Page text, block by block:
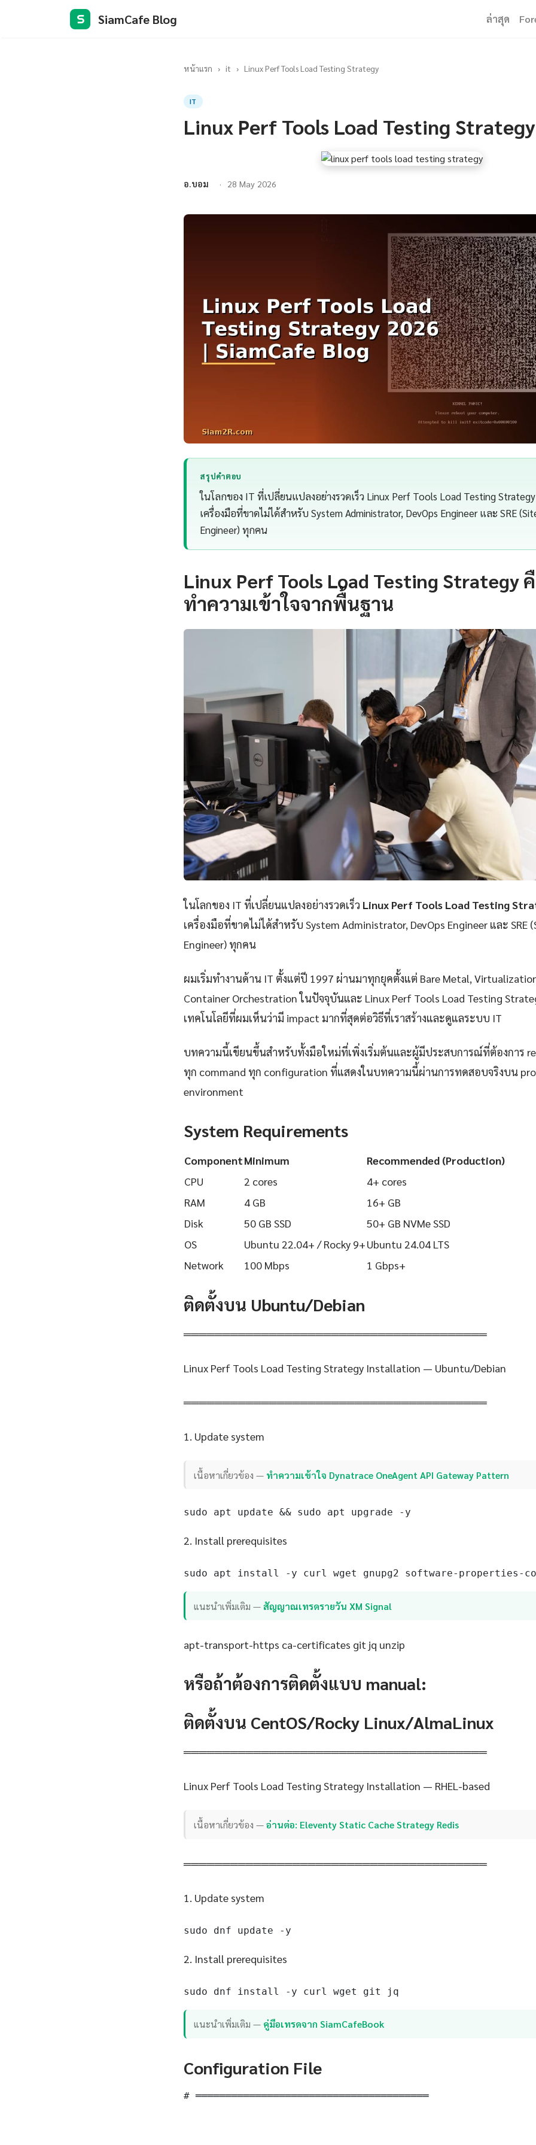
S SiamCafe Blog ล่าสุด
หน้าแรก › it › Linux Perf Tools Load Testing Strategy
IT
Linux Perf Tools Load Testing Strategy
อ.บอม 28 May 2026
สรุปคำตอบ
ในโลกของ IT ที่เปลี่ยนแปลงอย่างรวดเร็ว Linux Perf Tools Load Testing
เครื่องมือที่ขาดไม่ได้สำหรับ System Administrator, DevOps Engineer และ SRE
Engineer) ทุกคน
Linux Perf Tools Load Testing Strategy
ทำความเข้าใจจากพื้นฐาน
ในโลกของ IT ที่เปลี่ยนแปลงอย่างรวดเร็ว Linux Perf Tools Load Testing
เครื่องมือที่ขาดไม่ได้สำหรับ System Administrator, DevOps Engineer และ SRE
Engineer) ทุกคน
ผมเริ่มทำงานด้าน IT ตั้งแต่ปี 1997 ผ่านมาทุกยุคตั้งแต่ Bare Metal,
Container Orchestration ในปัจจุบันและ Linux Perf Tools Load Testing
เทคโนโลยีที่ผมเห็นว่ามี impact มากที่สุดต่อวิธีที่เราสร้างและดูแลระบบ IT
บทความนี้เขียนขึ้นสำหรับทั้งมือใหม่ที่เพิ่งเริ่มต้นและผู้มีประสบการณ์ที่ต้องการ
ทุก command ทุก configuration ที่แสดงในบทความนี้ผ่านการทดสอบจริงบน
environment
System Requirements
ComponentMinimum
Recommended (Production)
CPU
2 cores
4+ cores
RAM
4 GB
16+ GB
Disk
50 GB SSD
50+ GB NVMe SSD
OS
Ubuntu 22.04+ / Rocky 9+Ubuntu 24.04 LTS
Network
100 Mbps 1 Gbps+
ติดตั้งบน Ubuntu/Debian
═══════════════════════════════════════
Linux Perf Tools Load Testing Strategy Installation — Ubuntu/Debian
═══════════════════════════════════════
1. Update system
เนื้อหาเกี่ยวข้อง — ทำความเข้าใจ Dynatrace OneAgent API Gateway Pattern
sudo apt update && sudo apt upgrade -y
2. Install prerequisites
sudo apt install -y curl wget gnupg2 software-properties-
แนะนำเพิ่มเติม —สัญญาณเทรดรายวัน XM Signal
apt-transport-https ca-certificates git jq unzip
หรือถ้าต้องการติดตั้งแบบ manual:
ติดตั้งบน CentOS/Rocky Linux/AlmaLinux
═══════════════════════════════════════
Linux Perf Tools Load Testing Strategy Installation — RHEL-based
เนื้อหาเกี่ยวข้อง —อ่านต่อ: Eleventy Static Cache Strategy Redis
═══════════════════════════════════════
1. Update system
sudo dnf update -y
2. Install prerequisites
sudo dnf install -y curl wget git jq
แนะนำเพิ่มเติม — คู่มือเทรดจาก SiamCafeBook
Configuration File
# ═══════════════════════════════════════